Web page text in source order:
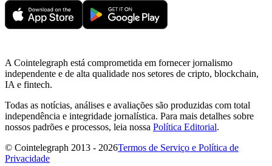
A Cointelegraph está comprometida em fornecer jornalismo
independente e de alta qualidade nos setores de cripto, blockchain,
IA e fintech.
Todas as notícias, análises e avaliações são produzidas com total
independência e integridade jornalística. Para mais detalhes sobre
nossos padrões e processos, leia nossa Política Editorial.
© Cointelegraph 2013 - 2026Termos de Serviço e Política de
Privacidade